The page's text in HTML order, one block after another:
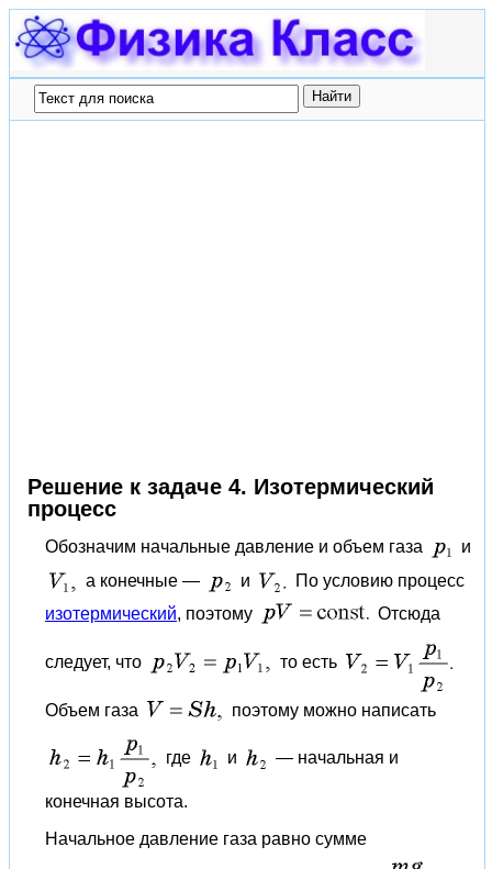
Решение к задаче 4. Изотермический
процесс
Обозначим начальные давление и объем газа
и
а конечные —
и
По условию процесс
изотермический, поэтому Отсюда
следует, что то есть
Объем газа поэтому можно написать
где и — начальная и
конечная высота.
Начальное давление газа равно сумме